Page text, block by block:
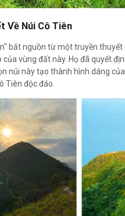
Về Núi Cô Tiên
bắt nguồn từ một truyền
của vùng đất này. Họ đã quyết
núi này tạo thành hình dáng
Tiên độc đáo.